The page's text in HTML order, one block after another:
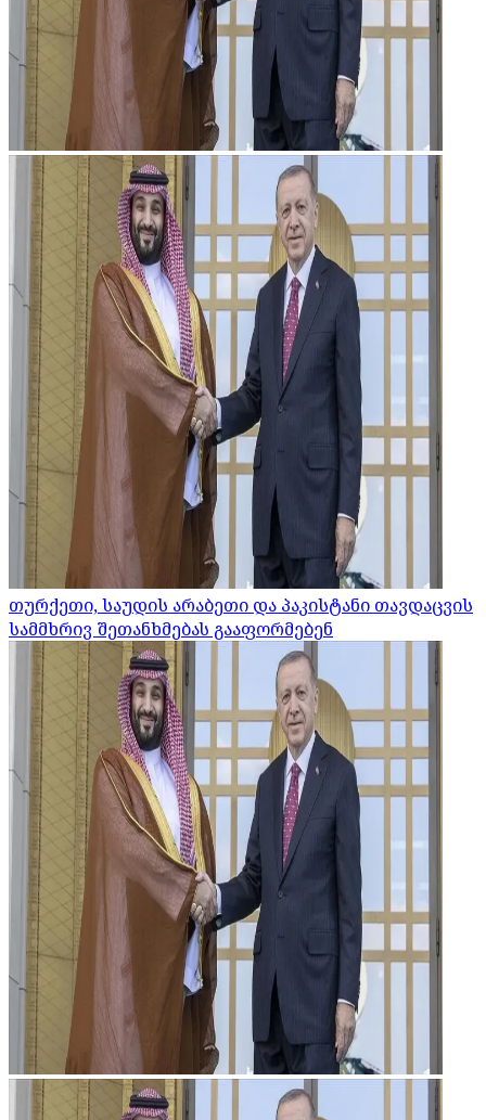
თურქეთი, საუდის არაბეთი და პაკისტანი თავდაცვის
სამმხრივ შეთანხმებას გააფორმებენ